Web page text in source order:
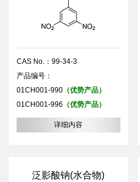
CAS No.：99-34-3
产品编号：
01CH001-990（优势产品）
01CH001-996 （优势产品）
详细内容
泛影酸钠(水合物)